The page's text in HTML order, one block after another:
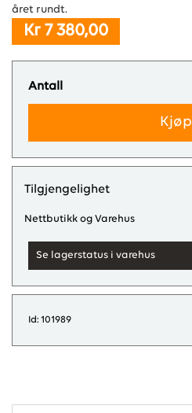
året rundt.
Kr 7 380,00
Antall
Kjøp
Tilgjengelighet
Nettbutikk og Varehus
Se lagerstatus i varehus
Id: 101989